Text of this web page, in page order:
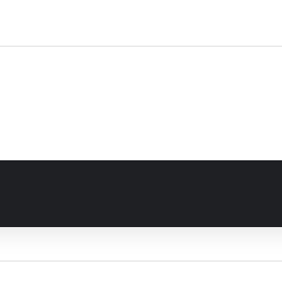
وتضمن مستقبلك بقرار واحد؟